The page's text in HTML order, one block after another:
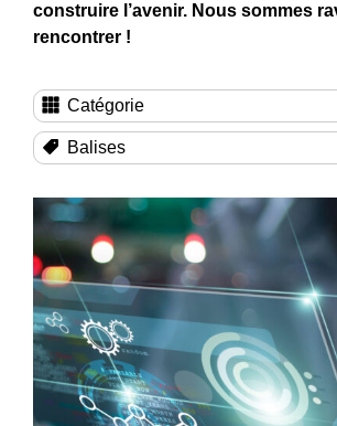
construire l’avenir. Nous sommes
rencontrer !